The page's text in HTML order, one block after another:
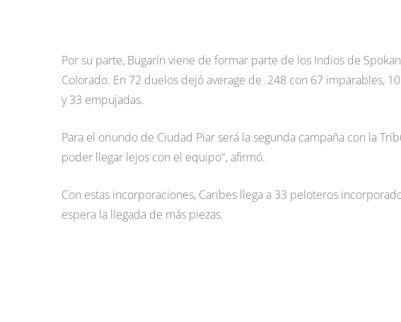
Por su parte, Bugarín viene de formar parte de los Indios de
Colorado. En 72 duelos dejó average de .248 con 67 imparables,
y 33 empujadas.
Para el oriundo de Ciudad Piar será la segunda campaña con la
poder llegar lejos con el equipo", afirmó.
Con estas incorporaciones, Caribes llega a 33 peloteros
espera la llegada de más piezas.